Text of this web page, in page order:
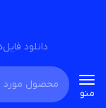
دانلود
Toggle
navigation
منو